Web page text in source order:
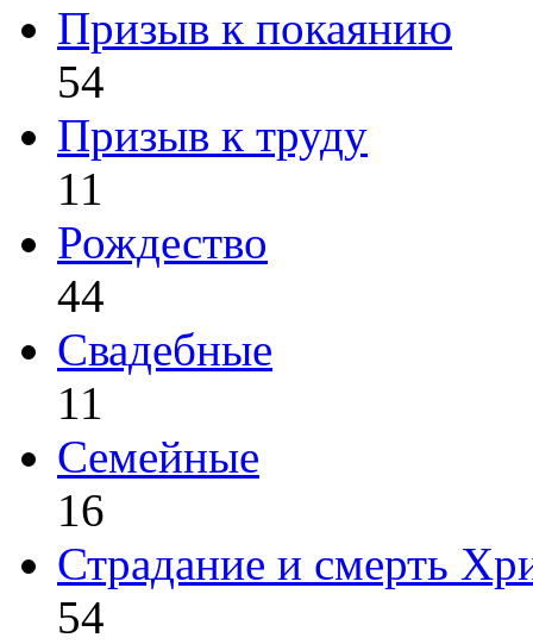
Призыв к покаянию
54
Призыв к труду
11
Рождество
44
Свадебные
11
Семейные
16
Страдание и смерть
54